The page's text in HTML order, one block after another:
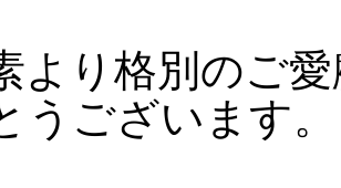
より格別のご
うございます。